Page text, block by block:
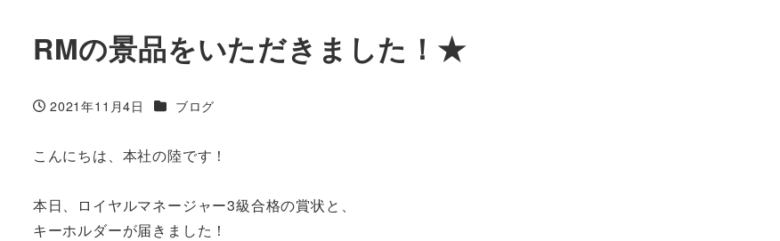
RMの景品をいただきました！★
投稿日
2021年11月4日 カテゴリー
ブログ
こんにちは、本社の陸です！
本日、ロイヤルマネージャー3級合格の賞状と、
キーホルダーが届きました！